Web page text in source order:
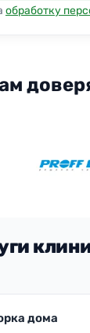
обработку
дома